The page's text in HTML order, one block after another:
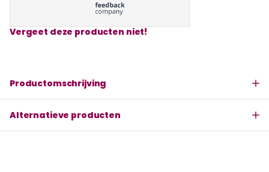
Vergeet deze producten niet!
Productomschrijving
Alternatieve producten